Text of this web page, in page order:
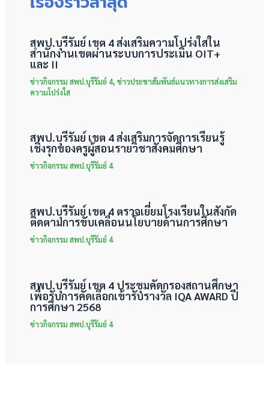
สพป.บุรีรัมย์ เขต 4 ส่งเสริมความโปร่งใสใน
สำนักงานเขตผ่านระบบการประเมิน OIT+
และ II
ข่าวกิจกรรม สพป.บุรีรัมย์ 4, ข่าวประชาสัมพันธ์แนวทางการส่งเสริม
ความโปร่งใส
สพป.บุรีรัมย์ เขต 4 ส่งเสริมการจัดการเรียนรู้
เชิงรุกของครูผู้สอนรายวิชาสังคมศึกษา
ข่าวกิจกรรม สพป.บุรีรัมย์ 4
สพป.บุรีรัมย์ เขต 4 ตรวจเยี่ยมโรงเรียนในสังกัด
ติดตามการขับเคลื่อนนโยบายด้านการศึกษา
ข่าวกิจกรรม สพป.บุรีรัมย์ 4
สพป.บุรีรัมย์ เขต 4 ประชุมคัดกรองสถานศึกษา
เพื่อรับการคัดเลือกเข้ารับรางวัล IQA AWARD ปี
การศึกษา 2568
ข่าวกิจกรรม สพป.บุรีรัมย์ 4